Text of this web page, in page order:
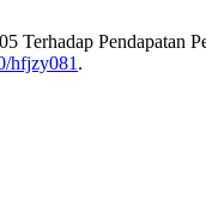
Terhadap Pendapatan
hfjzy081 .